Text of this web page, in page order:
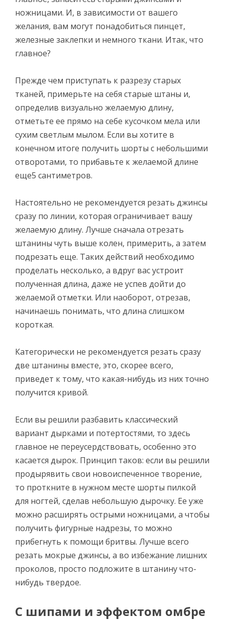
ножницами. И, в зависимости от вашего
желания, вам могут понадобиться пинцет,
железные заклепки и немного ткани. Итак, что
главное?
Прежде чем приступать к разрезу старых
тканей, примерьте на себя старые штаны и,
определив визуально желаемую длину,
отметьте ее прямо на себе кусочком мела или
сухим светлым мылом. Если вы хотите в
конечном итоге получить шорты с небольшими
отворотами, то прибавьте к желаемой длине
еще5 сантиметров.
Настоятельно не рекомендуется резать джинсы
сразу по линии, которая ограничивает вашу
желаемую длину. Лучше сначала отрезать
штанины чуть выше колен, примерить, а затем
подрезать еще. Таких действий необходимо
проделать несколько, а вдруг вас устроит
полученная длина, даже не успев дойти до
желаемой отметки. Или наоборот, отрезав,
начинаешь понимать, что длина слишком
короткая.
Категорически не рекомендуется резать сразу
две штанины вместе, это, скорее всего,
приведет к тому, что какая-нибудь из них точно
получится кривой.
Если вы решили разбавить классический
вариант дырками и потертостями, то здесь
главное не переусердствовать, особенно это
касается дырок. Принцип таков: если вы решили
продырявить свои новоиспеченное творение,
то проткните в нужном месте шорты пилкой
для ногтей, сделав небольшую дырочку. Ее уже
можно расширять острыми ножницами, а чтобы
получить фигурные надрезы, то можно
прибегнуть к помощи бритвы. Лучше всего
резать мокрые джинсы, а во избежание лишних
проколов, просто подложите в штанину что-
нибудь твердое.
С шипами и эффектом омбре